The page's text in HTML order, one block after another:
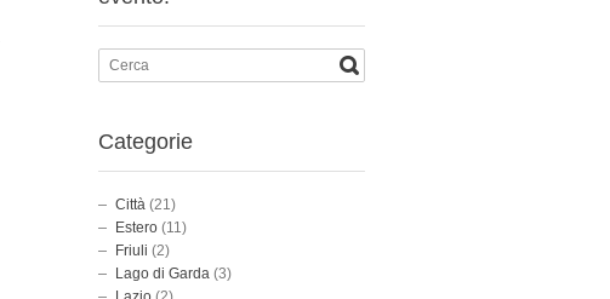
Categorie
Città (21)
Estero (11)
Friuli (2)
Lago di Garda (3)